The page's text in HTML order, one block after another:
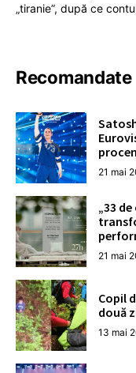
„tiranie”, după ce
Recomandate
21 mai
„33
21 mai
Copil
două
13 mai